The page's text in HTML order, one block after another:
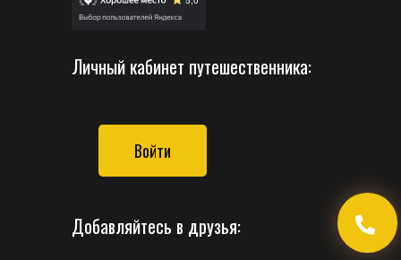
Личный кабинет путешественника:
Войти
Добавляйтесь в друзья: